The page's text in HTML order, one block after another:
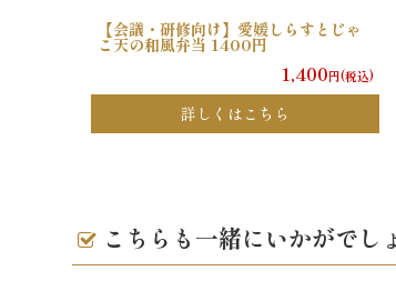
【会議・研修向け】愛媛しらすとじゃ
こ天の和風弁当 1400円
1,400円(税込)
詳しくはこちら
こちらも一緒にいかがでし